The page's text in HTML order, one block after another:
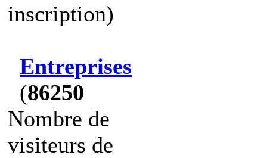
inscription)
Entreprises
(86250
Nombre de
visiteurs de